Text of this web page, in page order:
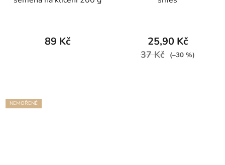
89 Kč 25,90 Kč
37 Kč (–30 %)
NEMOŘENÉ